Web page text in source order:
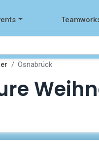
Osnabrück